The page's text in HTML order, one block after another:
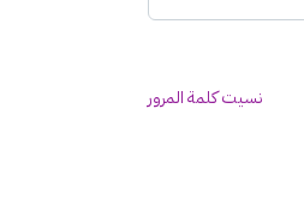
نسيت كلمة المرور